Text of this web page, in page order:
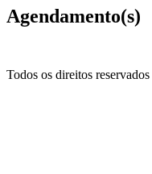
Agendamento(s)
Todos os direitos reservados